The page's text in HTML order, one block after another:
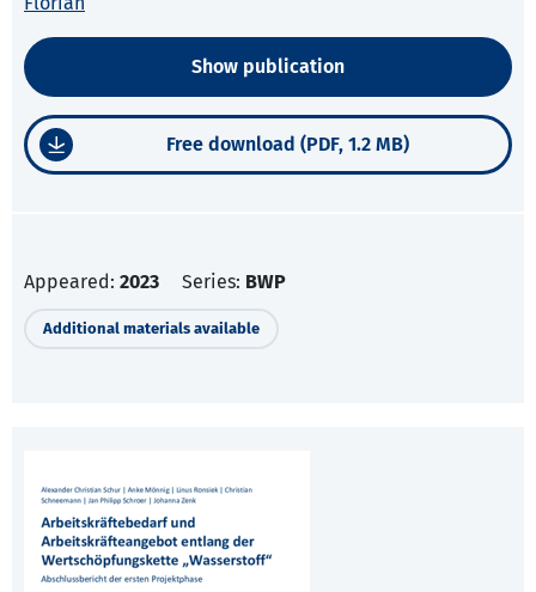
Show publication
Free download (PDF, 1.2 MB)
Appeared: 2023 Series: BWP
Additional materials available